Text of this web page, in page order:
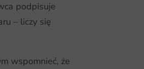
podpisuje
– liczy się
wspomnieć, że